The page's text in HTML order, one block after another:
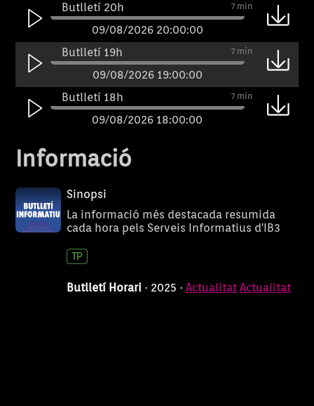
Butlletí 20h
7 min
09/08/2026 20:00:00
Butlletí 19h
7 min
09/08/2026 19:00:00
Butlletí 18h
7 min
09/08/2026 18:00:00
09/08/2026 17:00:00
Butlletí 16h
09/08/2026 16:00:00
Butlletí 15h
7 min
Informació
Sinopsi
La informació més destacada resumida
cada hora pels Serveis Informatius d'IB3
Butlletí Horari · 2025 · Actualitat Actualitat